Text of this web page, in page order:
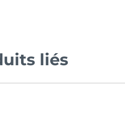
liés